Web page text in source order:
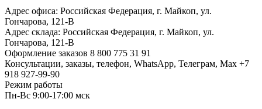
Адрес офиса: Российская Федерация, г. Майкоп, ул.
Гончарова, 121-В
Адрес склада: Российская Федерация, г. Майкоп, ул.
Гончарова, 121-В
Оформление заказов 8 800 775 31 91
Консультации, заказы, телефон, WhatsApp, Телеграм, Мах +7
918 927-99-90
Режим работы
Пн-Вс 9:00-17:00 мск